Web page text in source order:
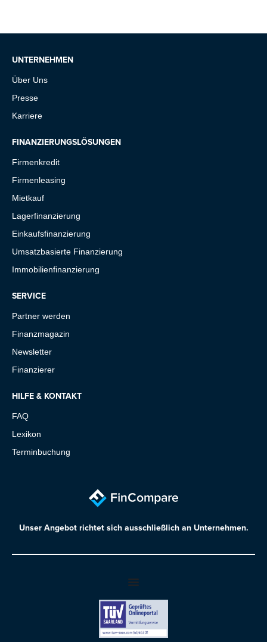
UNTERNEHMEN
Über Uns
Presse
Karriere
FINANZIERUNGSLÖSUNGEN
Firmenkredit
Firmenleasing
Mietkauf
Lagerfinanzierung
Einkaufsfinanzierung
Umsatzbasierte Finanzierung
Immobilienfinanzierung
SERVICE
Partner werden
Finanzmagazin
Newsletter
Finanzierer
HILFE & KONTAKT
FAQ
Lexikon
Terminbuchung
Unser Angebot richtet sich ausschließlich an Unternehmen.